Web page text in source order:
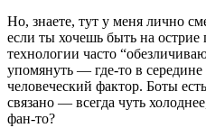
Но, знаете, тут у меня лично
если ты хочешь быть на острие
технологии часто
упомянуть — где-то в
человеческий фактор. Боты
связано — всегда чуть
фан-то?